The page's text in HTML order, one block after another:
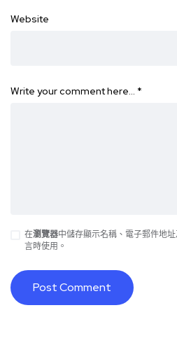
Website
Write your comment here… *
在瀏覽器中儲存顯示名稱、電子郵件地
言時使用。